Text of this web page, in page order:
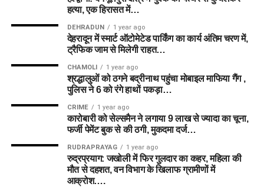
हत्या, एक हिरासत में…
DEHRADUN 1 year ago
देहरादून में स्मार्ट ऑटोमेटेड पार्किंग का कार्य अंतिम चरण में,
ट्रैफिक जाम से मिलेगी राहत…
CHAMOLI 1 year ago
श्रद्धालुओं को ठगने बद्रीनाथ पहुंचा मोबाइल माफिया गैंग ,
पुलिस ने 6 को रंगे हाथों पकड़ा…
CRIME 1 year ago
कारोबारी को सेल्समैन ने लगाया 9 लाख से ज्यादा का चूना,
फर्जी पेमेंट बुक से की ठगी, मुकदमा दर्ज…
RUDRAPRAYAG 1 year ago
रुद्रप्रयाग: जखोली में फिर गुलदार का कहर, महिला की
मौत से दहशत, वन विभाग के खिलाफ ग्रामीणों में
आक्रोश….